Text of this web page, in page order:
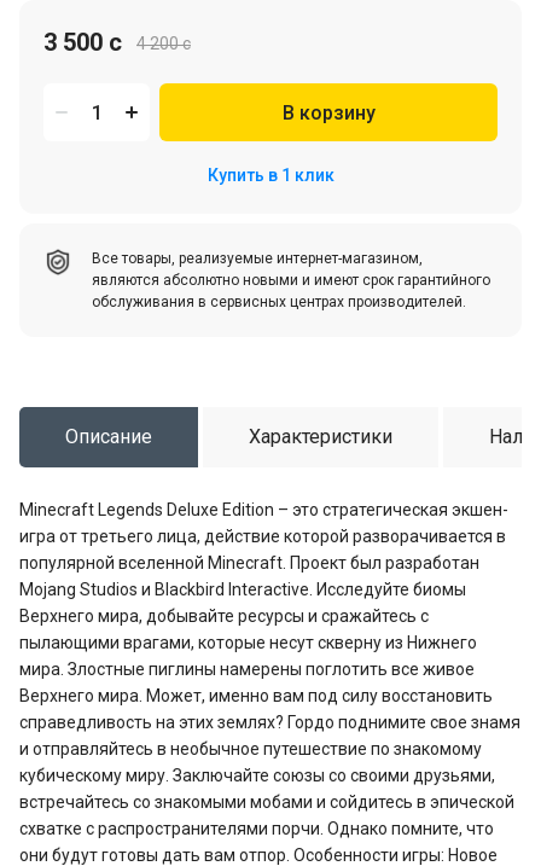
4 200 c
3 500 c
В корзину
Купить в 1 клик
Все товары, реализуемые интернет-магазином,
являются абсолютно новыми и имеют срок гарантийного
обслуживания в сервисных центрах производителей.
Описание Характеристики
Minecraft Legends Deluxe Edition – это стратегическая экшен-
игра от третьего лица, действие которой разворачивается в
популярной вселенной Minecraft. Проект был разработан
Mojang Studios и Blackbird Interactive. Исследуйте биомы
Верхнего мира, добывайте ресурсы и сражайтесь с
пылающими врагами, которые несут скверну из Нижнего
мира. Злостные пиглины намерены поглотить все живое
Верхнего мира. Может, именно вам под силу восстановить
справедливость на этих землях? Гордо поднимите свое знамя
и отправляйтесь в необычное путешествие по знакомому
кубическому миру. Заключайте союзы со своими друзьями,
встречайтесь со знакомыми мобами и сойдитесь в эпической
схватке с распространителями порчи. Однако помните, что
они будут готовы дать вам отпор. Особенности игры: Новое